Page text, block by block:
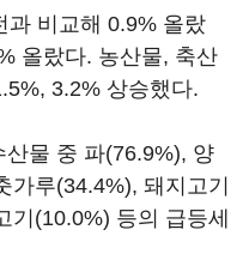
과 비교해 0.9% 올랐
올랐다. 농산물, 축산
3.2% 상승했다.
물 중 파(76.9%), 양
루(34.4%), 돼지고기
기(10.0%) 등의 급등세